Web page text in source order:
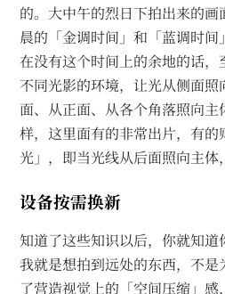
的。大中午的烈日下拍出来的
晨的「金调时间」和「蓝调时
在没有这个时间上的余地的话
不同光影的环境，让光从侧面
面、从正面、从各个角落照向
样，这里面有的非常出片，有
光」，即当光线从后面照向主体
设备按需换新
知道了这些知识以后，你就知道
我就是想拍到远处的东西，不
了营造视觉上的「空间压缩」